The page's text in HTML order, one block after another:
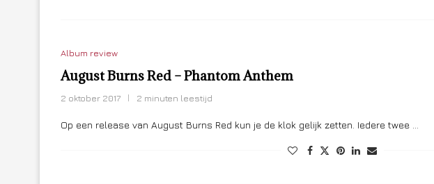
Album review
August Burns Red – Phantom Anthem
2 oktober 2017 2 minuten leestijd
Op een release van August Burns Red kun je de klok gelijk zetten. Iedere twee …